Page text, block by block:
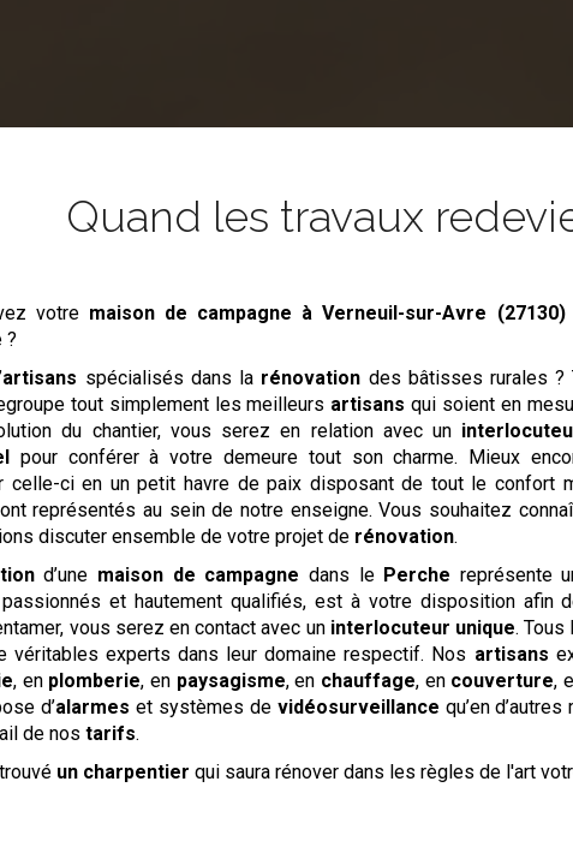
Quand les travaux
votre maison de campagne à Verneuil-sur-Avre (27130)
?
artisans spécialisés dans la rénovation des bâtisses rurales
tout simplement les meilleurs artisans qui soient en
du chantier, vous serez en relation avec un
pour conférer à votre demeure tout son charme. Mieux
celle-ci en un petit havre de paix disposant de tout le confort
représentés au sein de notre enseigne. Vous souhaitez
discuter ensemble de votre projet de rénovation.
d’une maison de campagne dans le Perche représente
passionnés et hautement qualifiés, est à votre disposition afin
vous serez en contact avec un interlocuteur unique.
véritables experts dans leur domaine respectif. Nos artisans
, en plomberie, en paysagisme, en chauffage, en couverture,
d’alarmes et systèmes de vidéosurveillance qu’en
de nostarifs.
un charpentier qui saura rénover dans les règles de l'art